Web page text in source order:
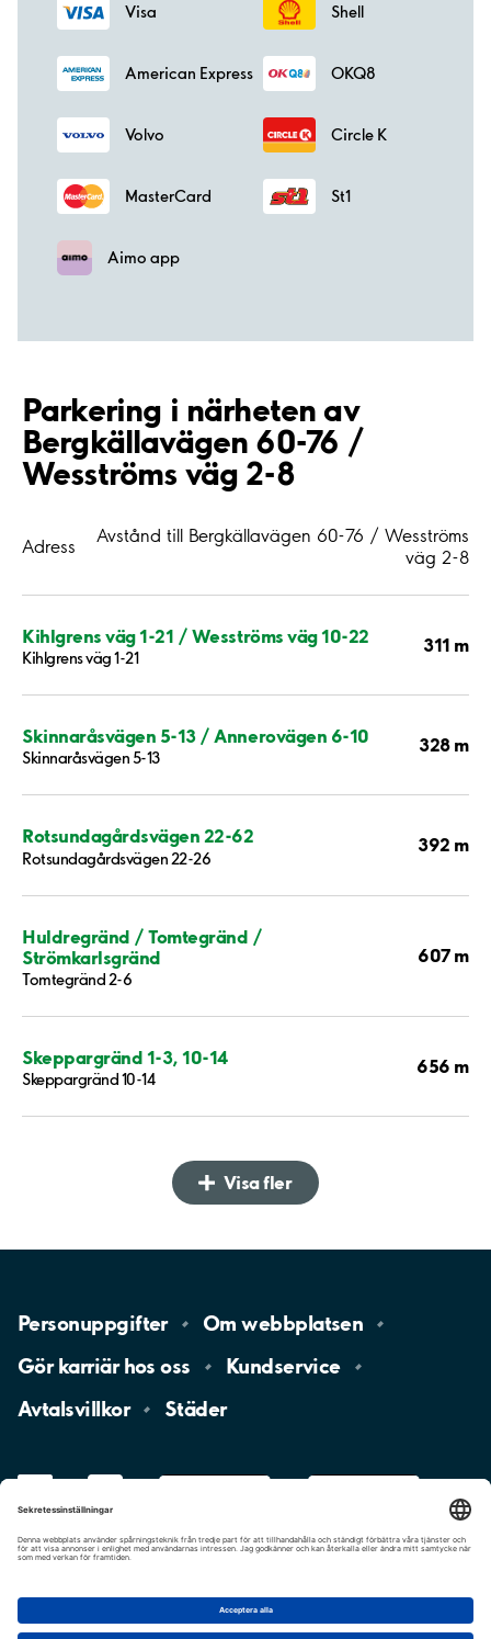
Visa Shell
American Express OKQ8
Volvo Circle K
MasterCard St1
Aimo app
Parkering i närheten av
Bergkällavägen 60-76 /
Wesströms väg 2-8
Adress
Avstånd till Bergkällavägen 60-76 / Wesströms
väg 2-8
Kihlgrens väg 1-21 / Wesströms väg 10-22
Kihlgrens väg 1-21
311 m
Skinnaråsvägen 5-13 / Annerovägen 6-10
Skinnaråsvägen 5-13
328 m
Rotsundagårdsvägen 22-62
Rotsundagårdsvägen 22-26
392 m
Huldregränd / Tomtegränd /
Strömkarlsgränd
Tomtegränd 2-6
607 m
Skeppargränd 1-3, 10-14
Skeppargränd 10-14
656 m
Visa fler
Personuppgifter Omwebbplatsen
Gör karriär hososs
Kundservice
Avtalsvillkor
Städer